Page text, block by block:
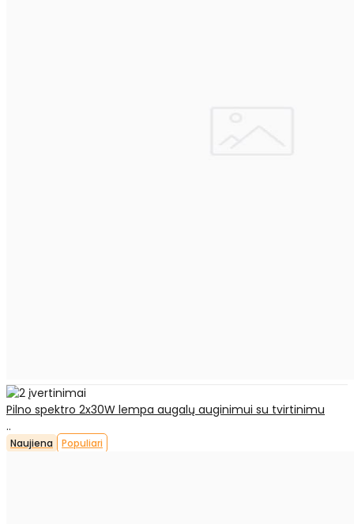
Pilno spektro 2x30W lempa augalų auginimui su tvirtinimu
..
Naujiena Populiari